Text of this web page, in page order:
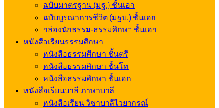
ฉบับมาตรฐาน (มฐ.) ชั้นเอก
ฉบับบูรณาการชีวิต (มฐบ.) ชั้นเอก
กล่องนักธรรม-ธรรมศึกษา ชั้นเอก
หนังสือเรียนธรรมศึกษา
หนังสือธรรมศึกษา ชั้นตรี
หนังสือธรรมศึกษา ชั้นโท
หนังสือธรรมศึกษา ชั้นเอก
หนังสือเรียนบาลี ภาษาบาลี
หนังสือเรียน วิชาบาลีไวยากรณ์